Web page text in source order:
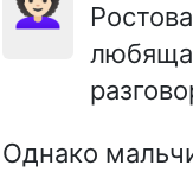
Однако